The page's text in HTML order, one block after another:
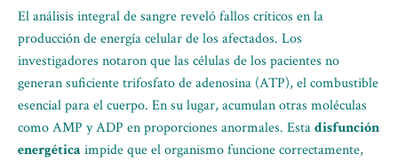
El análisis integral de sangre reveló fallos críticos en la
producción de energía celular de los afectados. Los
investigadores notaron que las células de los pacientes no
generan suficiente trifosfato de adenosina (ATP), el combustible
esencial para el cuerpo. En su lugar, acumulan otras moléculas
como AMP y ADP en proporciones anormales. Estadisfunción
energética impide que el organismo funcione correctamente,